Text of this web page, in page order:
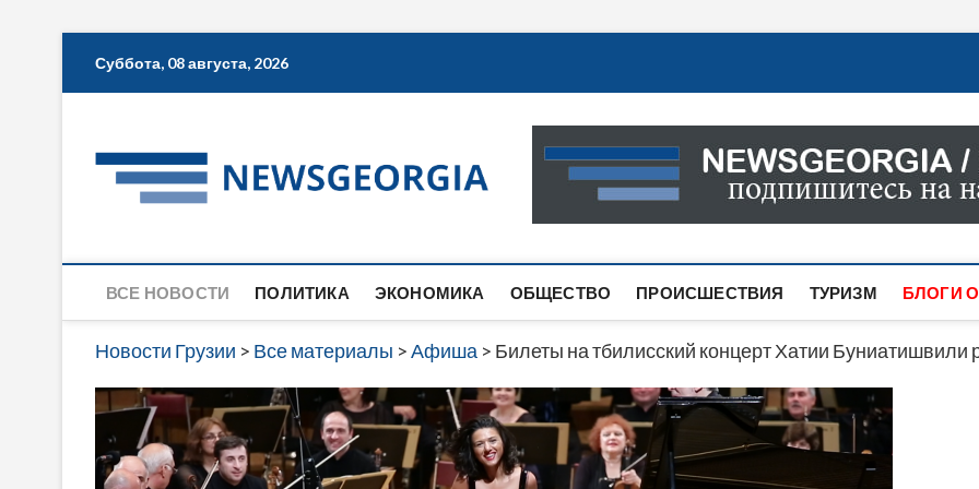
Суббота, 08 августа, 2026
Новости Грузии
САМАЯ АКТУАЛЬНАЯ ИНФОРМАЦИЯ О СОБЫТИЯХ
САЙТЕ ВЫ НАЙДЕТЕ НОВОСТИ ПОЛИТИКИ,
ВСЕ НОВОСТИ ПОЛИТИКА ЭКОНОМИКА ОБЩЕСТВО ПРОИСШЕСТВИЯ ТУРИЗМ БЛОГИ
Новости Грузии > Все материалы >Афиша > Билеты на тбилисский концерт Хатии Буниатишвили